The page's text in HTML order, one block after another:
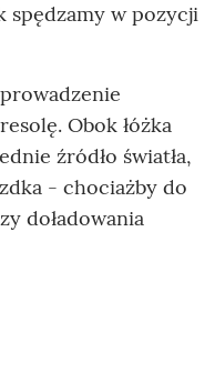
spędzamy w pozycji
Obok łóżka
źródło światła,
- chociażby do
doładowania